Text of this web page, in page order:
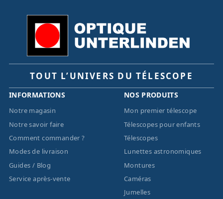
TOUT L’UNIVERS DU TÉLESCOPE
INFORMATIONS
Notre magasin
Notre savoir faire
Comment commander ?
Modes de livraison
Guides / Blog
Service après-vente
NOS PRODUITS
Mon premier télescope
Télescopes pour enfants
Télescopes
Lunettes astronomiques
Montures
Caméras
Jumelles